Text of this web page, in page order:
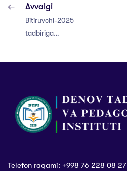
Avvalgi
Bitiruvchi-2025
tadbiriga
Telefon raqami: +998 76 228 08 27